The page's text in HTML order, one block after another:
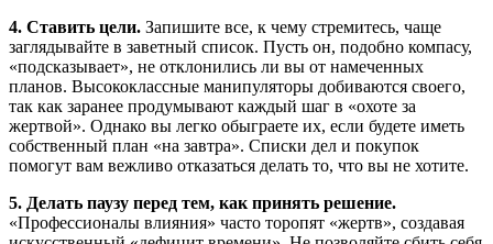
4. Ставить цели. Запишите все, к чему стремитесь, чаще
заглядывайте в заветный список. Пусть он, подобно компасу,
«подсказывает», не отклонились ли вы от намеченных
планов. Высококлассные манипуляторы добиваются своего,
так как заранее продумывают каждый шаг в «охоте за
жертвой». Однако вы легко обыграете их, если будете иметь
собственный план «на завтра». Списки дел и покупок
помогут вам вежливо отказаться делать то, что вы не хотите.
5. Делать паузу перед тем, как принять решение.
«Профессионалы влияния» часто торопят «жертв», создавая